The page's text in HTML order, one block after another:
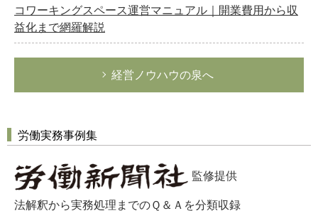
コワーキングスペース運営マニュアル｜開業費用から収
益化まで網羅解説
経営ノウハウの泉へ
労働実務事例集
監修提供
法解釈から実務処理までのＱ＆Ａを分類収録